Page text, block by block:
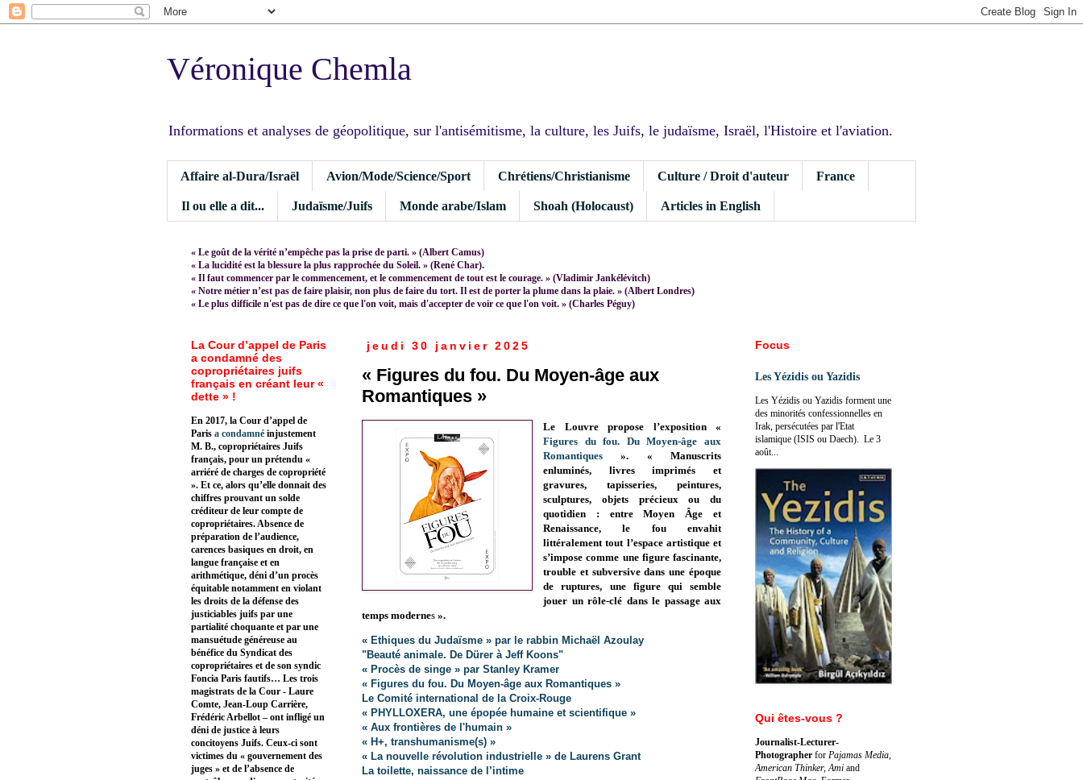
Véronique Chemla
Informations et analyses de géopolitique, sur l'antisémitisme, la culture, les Juifs, le judaïsme, Israël, l'Histoire et l'aviation.
Affaire al-Dura/Israël Avion/Mode/Science/Sport Chrétiens/Christianisme Culture / Droit d'auteur France
Il ou elle a dit... Judaïsme/Juifs Monde arabe/Islam Shoah (Holocaust) Articles in English
« Le goût de la vérité n’empêche pas la prise de parti. » (Albert Camus)
« La lucidité est la blessure la plus rapprochée du Soleil. » (René Char).
« Il faut commencer par le commencement, et le commencement de tout est le courage. » (Vladimir Jankélévitch)
« Notre métier n’est pas de faire plaisir, non plus de faire du tort. Il est de porter la plume dans la plaie. » (Albert Londres)
« Le plus difficile n'est pas de dire ce que l'on voit, mais d'accepter de voir ce que l'on voit. » (Charles Péguy)
jeudi 30 janvier 2025
« Figures du fou. Du Moyen-âge aux
Romantiques »
Le Louvre propose l’exposition «
Figures du fou. Du Moyen-âge aux
Romantiques ». «Manuscrits
enluminés, livres imprimés et
gravures, tapisseries, peintures,
sculptures, objets précieux ou du
quotidien : entre Moyen Âge et
Renaissance, le fou envahit
littéralement tout l’espace artistique et
s’impose comme une figure fascinante,
trouble et subversive dans une époque
de ruptures, une figure qui semble
jouer un rôle-clé dans le passage aux
temps modernes ».
« Ethiques du Judaïsme » par le rabbin Michaël Azoulay
"Beauté animale. De Dürer à Jeff Koons"
« Procès de singe » par Stanley Kramer
« Figures du fou. Du Moyen-âge aux Romantiques »
Le Comité international de la Croix-Rouge
« PHYLLOXERA, une épopée humaine et scientifique »
« Aux frontières de l'humain »
« H+, transhumanisme(s) »
« La nouvelle révolution industrielle » de Laurens Grant
La toilette, naissance de l’intime
La Cour d’appel de Paris
a condamné des
copropriétaires juifs
français en créant leur «
dette » !
En 2017, la Cour d’appel de
Paris a condamné injustement
M. B., copropriétaires Juifs
français, pour un prétendu «
arriéré de charges de copropriété
». Et ce, alors qu’elle donnait des
chiffres prouvant un solde
créditeur de leur compte de
copropriétaires. Absence de
préparation de l’audience,
carences basiques en droit, en
langue française et en
arithmétique, déni d’un procès
équitable notamment en violant
les droits de la défense des
justiciables juifs par une
partialité choquante et par une
mansuétude généreuse au
bénéfice du Syndicat des
copropriétaires et de son syndic
Foncia Paris fautifs… Les trois
magistrats de la Cour - Laure
Comte, Jean-Loup Carrière,
Frédéric Arbellot – ont infligé un
déni de justice à leurs
concitoyens Juifs. Ceux-ci sont
victimes du « gouvernement des
juges » et de l’absence de
Focus
Les Yézidis ou Yazidis
Les Yézidis ou Yazidis forment une
des minorités confessionnelles en
Irak, persécutées par l'Etat
islamique (ISIS ou Daech). Le 3
août...
Qui êtes-vous ?
Journalist-Lecturer-
Photographer for Pajamas Media,
American Thinker, Ami and